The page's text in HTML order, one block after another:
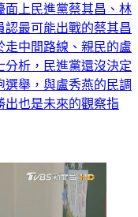
面上民進黨蔡其昌、林
最可能出戰的蔡其昌
中間路線、親民的盧
析，民進黨還沒決定
舉，與盧秀燕的民調
出也是未來的觀察指